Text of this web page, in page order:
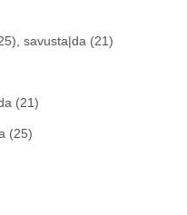
savusta|da (21)
(21)
(25)